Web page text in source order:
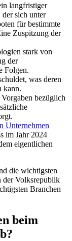
langfristiger
sich unter
für bestimmte
Zuspitzung der
stark von
der
Folgen.
was deren
kann.
bezüglich
Unternehmen
im Jahr 2024
eigentlichen
die wichtigsten
der Volksrepublik
Branchen
beim